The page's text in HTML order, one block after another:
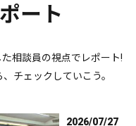
ート
相談員の視点でレポート!
チェックしていこう。
2026/07/27